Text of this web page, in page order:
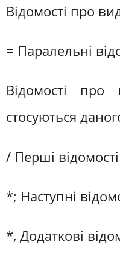
Відомості про
= Паралельні
Відомості про
стосуються
/ Перші відомості
*; Наступні
*, Додаткові